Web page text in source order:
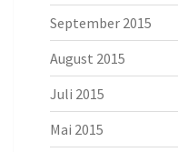
September 2015
August 2015
Juli 2015
Mai 2015